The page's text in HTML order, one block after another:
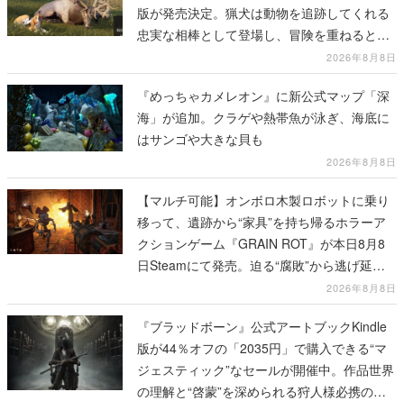
版が発売決定。猟犬は動物を追跡してくれる
忠実な相棒として登場し、冒険を重ねると成
2026年8月8日
『めっちゃカメレオン』に新公式マップ「深
海」が追加。クラゲや熱帯魚が泳ぎ、海底に
はサンゴや大きな貝も
2026年8月8日
【マルチ可能】オンボロ木製ロボットに乗り
移って、遺跡から“家具”を持ち帰るホラーア
クションゲーム『GRAIN ROT』が本日8月8
日Steamにて発売。迫る“腐敗”から逃げ延
2026年8月8日
『ブラッドボーン』公式アートブックKindle
版が44％オフの「2035円」で購入できる“マ
ジェスティック”なセールが開催中。作品世界
の理解と“啓蒙”を深められる狩人様必携の一